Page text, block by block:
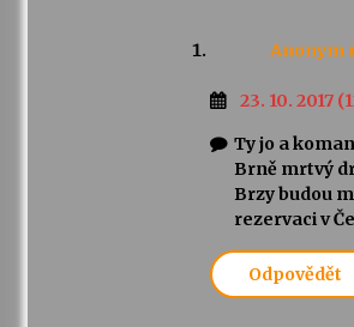
Anonym
23. 10. 2017
Ty jo a
Brně mrtvý
Brzy budou
rezervaci v
Odpovědět